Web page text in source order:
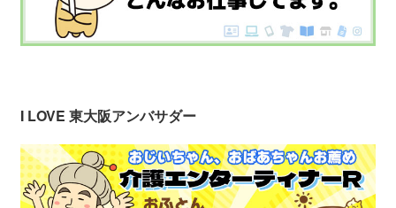
I LOVE 東大阪アンバサダー